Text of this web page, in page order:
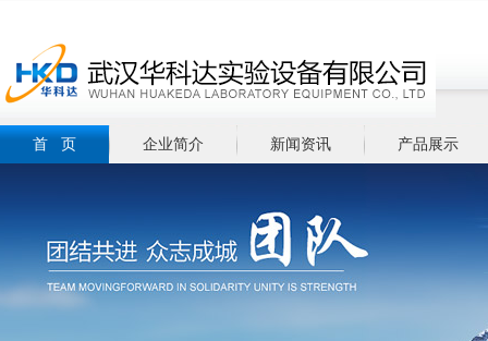
首 页 企业简介 新闻资讯 产品展示